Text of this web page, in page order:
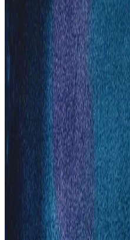
bekliyor. Konforlu tıraş için
seçimi yapın.
Philips HC5630/15 Çok
Cihazı: Tasarım ve
Philips HC5630/15, çok
hassas kesim özellikleriyle
ve güvenilir bir cihazdır.
Philips Sakal Makinesi
Bakımında Kullanım
Philips sakal makinesi, yüksek
dayanıklılık sunar. Suya
rutininizi pratik hale getirir,
Sinbo Traş Makinesi
Bakımında Pratik